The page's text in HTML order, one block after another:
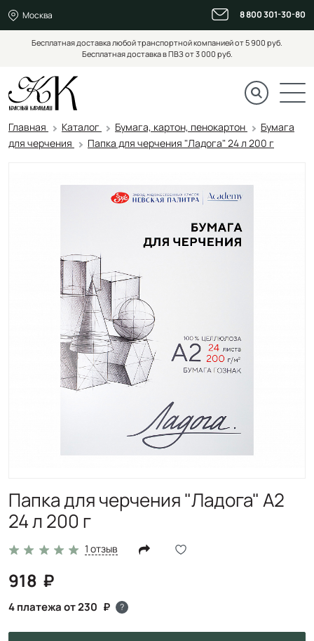
Москва 8 800 301-30-80
Бесплатная доставка любой транспортной компанией от 5 900 руб.
Бесплатная доставка в ПВЗ от 3 000 руб.
Главная Каталог Бумага, картон, пенокартон
Бумага
для черчения
Папка для черчения "Ладога" 24 л 200 г
Папка для черчения "Ладога" А2
24 л 200 г
1 отзыв
918
4 платежа от 230 ?